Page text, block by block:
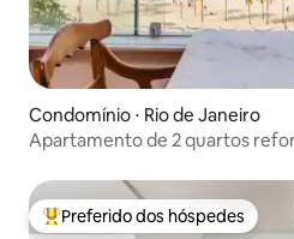
Condomínio ⋅ Rio de Janeiro
Apartamento de 2 quartos
Entre os melhores preferidos
Preferido dos hóspedes